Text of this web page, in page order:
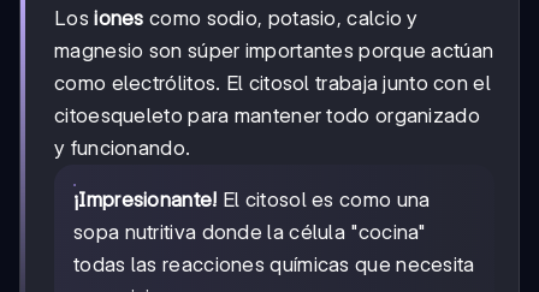
Losiones como sodio, potasio, calcio y
magnesio son súper importantes porque actúan
como electrólitos. El citosol trabaja junto con el
citoesqueleto para mantener todo organizado
y funcionando.
¡Impresionante! El citosol es como una
sopa nutritiva donde la célula "cocina"
todas las reacciones químicas que necesita